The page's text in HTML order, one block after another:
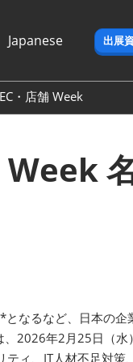
Japanese
出展
EC・店舗 Week
なるなど、日本の企
2026年2月25日（
ィ、IT人材不足対策